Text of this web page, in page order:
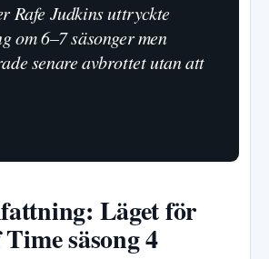
Rafe Judkins uttryckte
om 6–7 säsonger men
senare avbrottet utan att
Läget för
säsong 4